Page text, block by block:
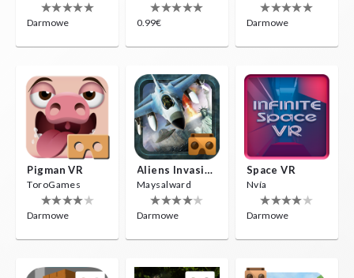
Darmowe 0.99€ Darmowe
Pigman VR
ToroGames
Darmowe
Aliens Invasion VR
Maysalward
Darmowe
Space VR
Nvía
Darmowe